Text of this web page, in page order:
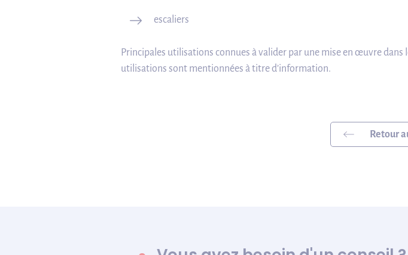
escaliers
Principales utilisations connues à valider par une mise en œuvre dans
utilisations sont mentionnées à titre d’information.
Retour